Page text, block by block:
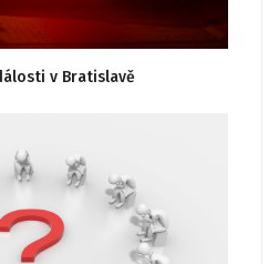
v Bratislavě